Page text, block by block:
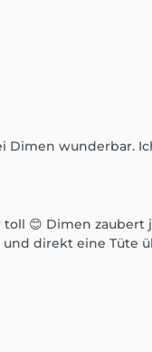
Dimen wunderbar.
😊 Dimen
direkt eine Tüte